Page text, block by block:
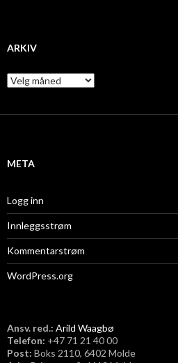
ARKIV
A
r
i
META
Logg inn
Innleggsstrøm
Kommentarstrøm
WordPress.org
Ansv. red.: Arild Waagbø
Telefon: ​+47 71 21 40 00
Post: Boks 2110, 6402 Molde